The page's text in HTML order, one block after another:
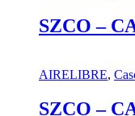
SZCO –
AIRELIBRE,
SZCO –